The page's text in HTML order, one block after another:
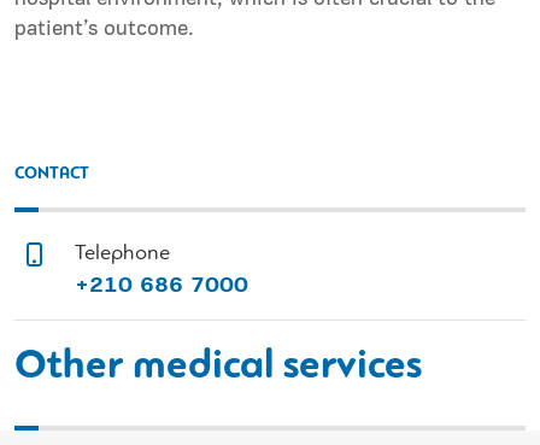
patient’s outcome.
CONTACT
Telephone
+210 686 7000
Other medical services